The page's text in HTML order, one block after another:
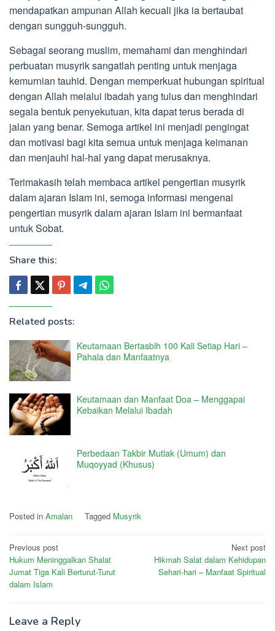
mendapatkan ampunan Allah kecuali jika ia bertaubat
dengan sungguh-sungguh.
Sebagai seorang muslim, memahami dan menghindari
perbuatan musyrik sangatlah penting untuk menjaga
kemurnian tauhid. Dengan memperkuat hubungan spiritual
dengan Allah melalui ibadah yang tulus dan menghindari
segala bentuk penyekutuan, kita dapat terus berada di
jalan yang benar. Semoga artikel ini menjadi pengingat
dan motivasi bagi kita semua untuk menjaga keimanan
dan menjauhi hal-hal yang dapat merusaknya.
Terimakasih telah membaca artikel pengertian musyrik
dalam ajaran Islam ini, semoga informasi mengenai
pengertian musyrik dalam ajaran Islam ini bermanfaat
untuk Sobat.
Share this:
Related posts:
Keutamaan Bertasbih 100 Kali Setiap Hari –
Pahala dan Manfaatnya
Keutamaan dan Manfaat Doa – Menggapai
Kebaikan Melalui Ibadah
Perbedaan Takbir Mutlak (Umum) dan
Muqoyyad (Khusus)
Posted in Amalan Tagged Musyrik
Post
navigation
Previous post
Hukum Meninggalkan Shalat
Jumat Tiga Kali Berturut-Turut
dalam Islam
Next post
Hikmah Salat dalam Kehidupan
Sehari-hari – Manfaat Spiritual
Leave a Reply